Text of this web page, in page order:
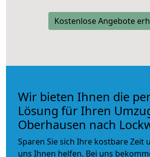
Kostenlose Angebote
Wir bieten Ihnen die
Lösung für Ihren
Oberhausen nach
Sparen Sie sich Ihre kostbare Zeit
uns Ihnen helfen. Bei uns